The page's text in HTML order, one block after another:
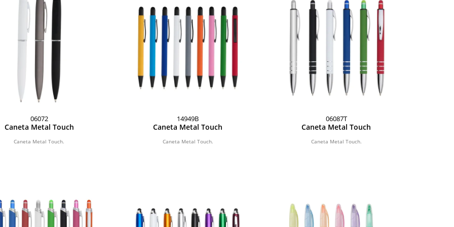
06072
Caneta Metal Touch
Caneta Metal Touch.
14949B
Caneta Metal Touch
Caneta Metal Touch.
06087T
Caneta Metal Touch
Caneta Metal Touch.